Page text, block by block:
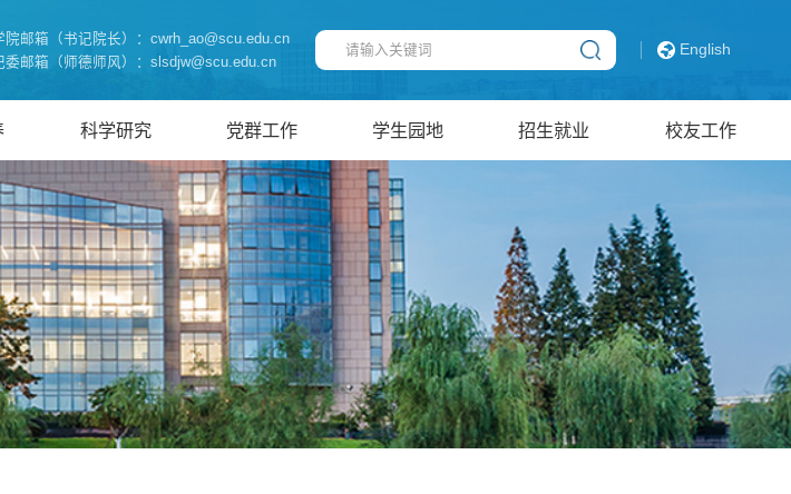
院邮箱（书记院长）：cwrh_ao@scu.edu.cn
委邮箱（师德师风）：slsdjw@scu.edu.cn
English
科学研究 党群工作 学生园地 招生就业 校友工作